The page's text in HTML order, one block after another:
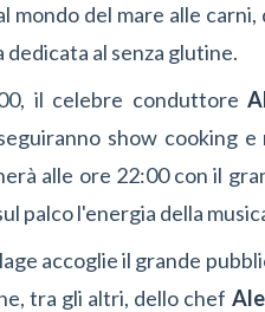
mondo del mare alle
dedicata al senza glutine.
il celebre conduttore
show cooking
alle ore 22:00 con il
palco l'energia della
accoglie il grande
tra gli altri, dello chef